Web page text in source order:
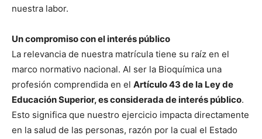
nuestra labor.
Un compromiso con el interés público
La relevancia de nuestra matrícula tiene su raíz en el
marco normativo nacional. Al ser la Bioquímica una
profesión comprendida en el Artículo 43 de la Ley de
Educación Superior, es considerada de interés público.
Esto significa que nuestro ejercicio impacta directamente
en la salud de las personas, razón por la cual el Estado